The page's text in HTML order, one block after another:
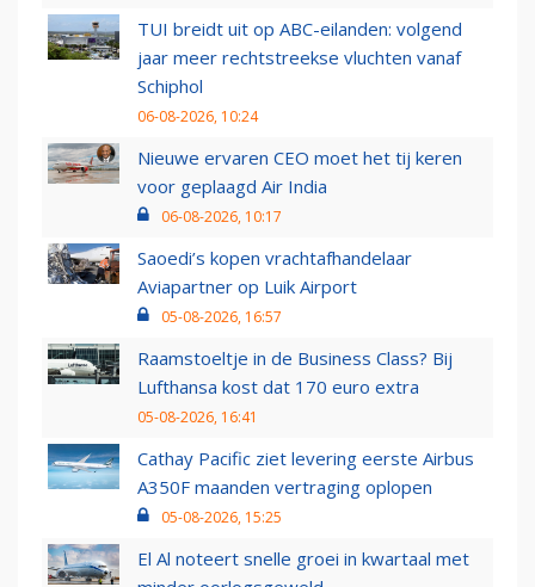
TUI breidt uit op ABC-eilanden: volgend
jaar meer rechtstreekse vluchten vanaf
Schiphol
06-08-2026, 10:24
Nieuwe ervaren CEO moet het tij keren
voor geplaagd Air India
06-08-2026, 10:17
Saoedi’s kopen vrachtafhandelaar
Aviapartner op Luik Airport
05-08-2026, 16:57
Raamstoeltje in de Business Class? Bij
Lufthansa kost dat 170 euro extra
05-08-2026, 16:41
Cathay Pacific ziet levering eerste Airbus
A350F maanden vertraging oplopen
05-08-2026, 15:25
El Al noteert snelle groei in kwartaal met